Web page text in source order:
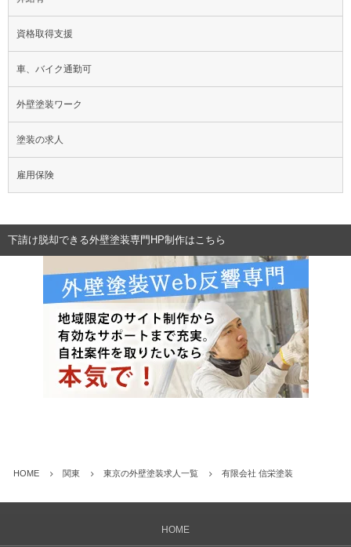
資格取得支援
車、バイク通勤可
外壁塗装ワーク
塗装の求人
雇用保険
下請け脱却できる外壁塗装専門HP制作はこちら
HOME 関東 東京の外壁塗装求人一覧 有限会社 信栄塗装
HOME